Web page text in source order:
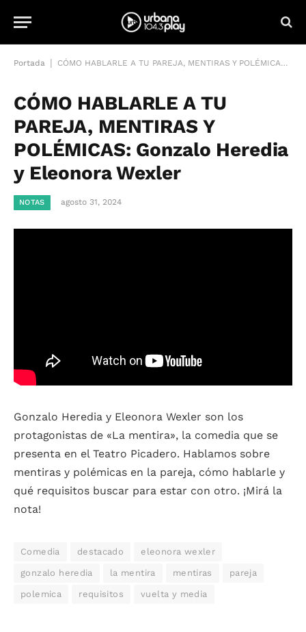
Portada CÓMO HABLARLE A TU PAREJA, MENTIRAS Y POLÉMICAS: Gonzalo Heredia y Eleonora Wexler
CÓMO HABLARLE A TU
PAREJA, MENTIRAS Y
POLÉMICAS: Gonzalo Heredia
y Eleonora Wexler
NOTAS agosto 31, 2024
Gonzalo Heredia y Eleonora Wexler son los
protagonistas de «La mentira», la comedia que se
presenta en el Teatro Picadero. Hablamos sobre
mentiras y polémicas en la pareja, cómo hablarle y
qué requisitos buscar para estar con otro. ¡Mirá la
nota!
Comedia destacado eleonora wexler
gonzalo heredia la mentira mentiras pareja
polemica requisitos vuelta y media